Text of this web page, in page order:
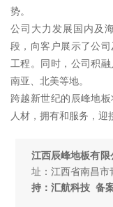
势。
公司大力发展国内及
段，向客户展示了公
工程。同时，公司积
南亚、北美等地。
跨越新世纪的辰峰地
人材，拥有和服务，迎
江西辰峰地板有限
址：江西省南昌
持：汇航科技 备